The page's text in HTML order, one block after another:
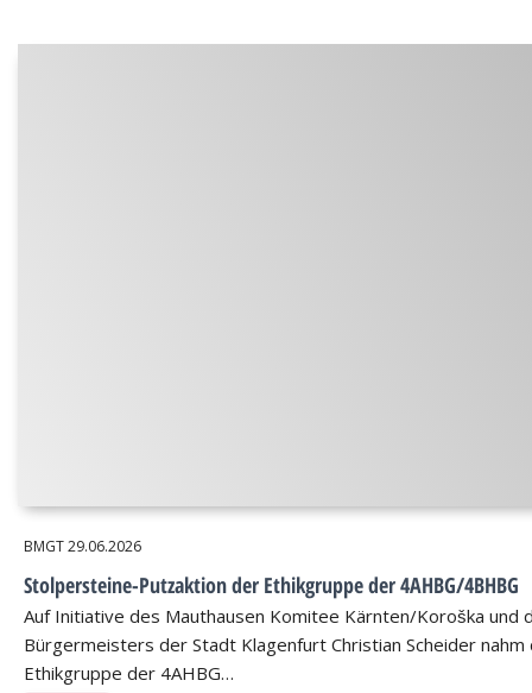
BMGT29.06.2026
Stolpersteine-Putzaktion der Ethikgruppe der 4AHBG/4BHBG
Auf Initiative des Mauthausen Komitee Kärnten/Koroška und
Bürgermeisters der Stadt Klagenfurt Christian Scheider nahm
Ethikgruppe der 4AHBG…